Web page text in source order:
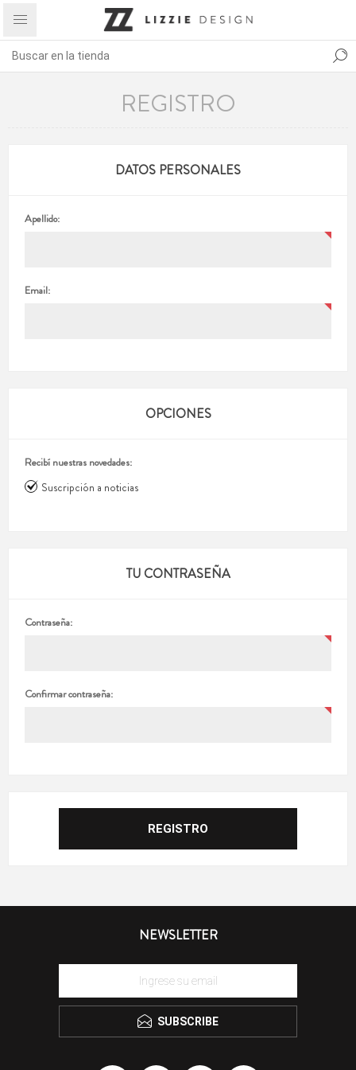
REGISTRO
DATOS PERSONALES
Apellido:
Email:
OPCIONES
Recibí nuestras novedades:
Suscripción a noticias
TU CONTRASEÑA
Contraseña:
Confirmar contraseña:
NEWSLETTER
SUBSCRIBE